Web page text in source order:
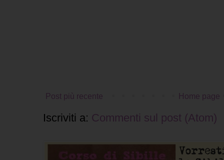
Post più recente Home page
Iscriviti a: Commenti sul post (Atom)